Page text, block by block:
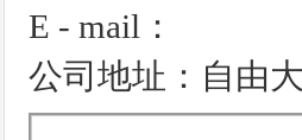
E - mail：
公司地址：自由